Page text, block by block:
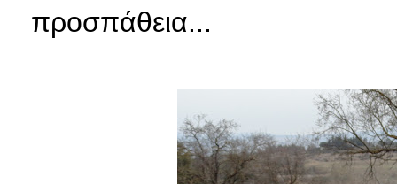
προσπάθεια...